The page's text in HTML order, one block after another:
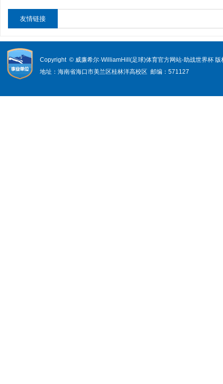
友情链接
Copyright © 威廉希尔·WilliamHill(足球)体育官方网站-助战世界杯
地址：海南省海口市美兰区桂林洋高校区 邮编：571127